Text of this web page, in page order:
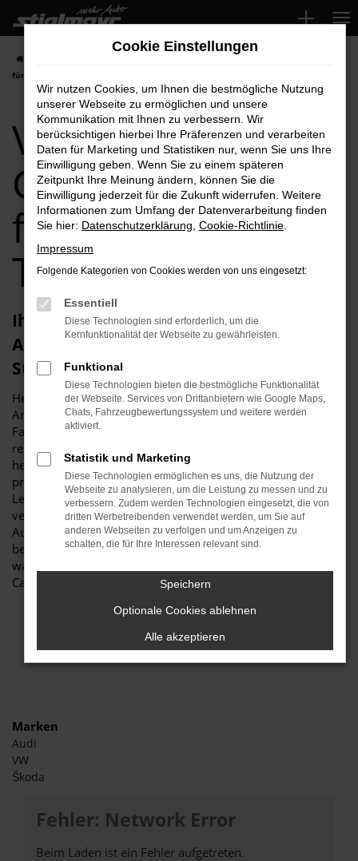
Zum
Hauptinhalt
springen
für Augsburg Top-Angebote
VW Caddy
Gebrauchtwagen
für Augsburg
Top-Angebote
Ihren VW Caddy Gebrauchtwagen für
Augsburg erhalten Sie im Autohaus
Stiglmayr
Herzlich willkommen bei Autohaus Stiglmayr – Ihre erste
Anlaufstelle für exzellente VW Caddy Gebrauchtwagen
Fahrzeuge für Augsburg und Umgebung! Unser
renommiertes Autohaus ist stolz darauf, Ihnen eine
herausragende Auswahl an VW Caddy Gebrauchtwagen zu
präsentieren, die höchste Standards in Sachen Qualität und
Leistung erfüllen. Wir sind seit Jahren Ihr
vertrauenswürdiger Partner, wenn es um erstklassige
Automobile geht. Erfahren Sie mehr über unsere
beeindruckende VW Caddy Gebrauchtwagen Flotte und
warum Autohaus Stiglmayr die bevorzugte Adresse für VW
Caddy Gebrauchtwagen Liebhaber ist.
Marken
Audi
VW
Škoda
Fehler: Network Error
Beim Laden ist ein Fehler aufgetreten.
Cookie Einstellungen
Wir nutzen Cookies, um Ihnen die bestmögliche Nutzung
unserer Webseite zu ermöglichen und unsere
Kommunikation mit Ihnen zu verbessern. Wir
berücksichtigen hierbei Ihre Präferenzen und verarbeiten
Daten für Marketing und Statistiken nur, wenn Sie uns Ihre
Einwilligung geben. Wenn Sie zu einem späteren
Zeitpunkt Ihre Meinung ändern, können Sie die
Einwilligung jederzeit für die Zukunft widerrufen. Weitere
Informationen zum Umfang der Datenverarbeitung finden
Sie hier: Datenschutzerklärung Cookie-Richtlinie
Impressum
Folgende Kategorien von Cookies werden von uns eingesetzt:
Essentiell
Diese Technologien sind erforderlich, um die
Kernfunktionalität der Webseite zu gewährleisten.
Funktional
Diese Technologien bieten die bestmögliche Funktionalität
der Webseite. Services von Drittanbietern wie Google Maps,
Chats, Fahrzeugbewertungssystem und weitere werden
aktiviert.
Statistik und Marketing
Diese Technologien ermöglichen es uns, die Nutzung der
Webseite zu analysieren, um die Leistung zu messen und zu
verbessern. Zudem werden Technologien eingesetzt, die von
dritten Werbetreibenden verwendet werden, um Sie auf
anderen Webseiten zu verfolgen und um Anzeigen zu
schalten, die für Ihre Interessen relevant sind.
Speichern
Optionale Cookies ablehnen
Alle akzeptieren